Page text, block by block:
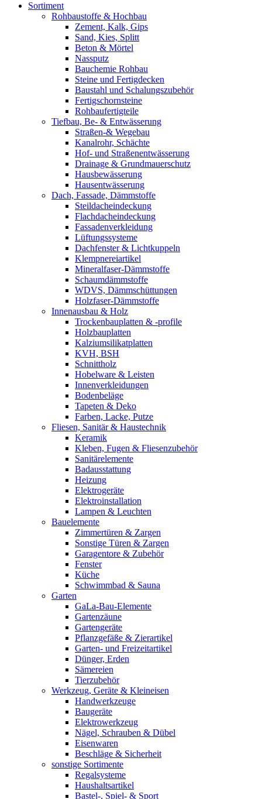
Sortiment
Rohbaustoffe & Hochbau
Zement, Kalk, Gips
Sand, Kies, Splitt
Beton & Mörtel
Nassputz
Bauchemie Rohbau
Steine und Fertigdecken
Baustahl und Schalungszubehör
Fertigschornsteine
Rohbaufertigteile
Tiefbau, Be- & Entwässerung
Straßen-& Wegebau
Kanalrohr, Schächte
Hof- und Straßenentwässerung
Drainage & Grundmauerschutz
Hausbewässerung
Hausentwässerung
Dach, Fassade, Dämmstoffe
Steildacheindeckung
Flachdacheindeckung
Fassadenverkleidung
Lüftungssysteme
Dachfenster & Lichtkuppeln
Klempnereiartikel
Mineralfaser-Dämmstoffe
Schaumdämmstoffe
WDVS, Dämmschüttungen
Holzfaser-Dämmstoffe
Innenausbau & Holz
Trockenbauplatten & -profile
Holzbauplatten
Kalziumsilikatplatten
KVH, BSH
Schnittholz
Hobelware & Leisten
Innenverkleidungen
Bodenbeläge
Tapeten & Deko
Farben, Lacke, Putze
Fliesen, Sanitär & Haustechnik
Keramik
Kleben, Fugen & Fliesenzubehör
Sanitärelemente
Badausstattung
Heizung
Elektrogeräte
Elektroinstallation
Lampen & Leuchten
Bauelemente
Zimmertüren & Zargen
Sonstige Türen & Zargen
Garagentore & Zubehör
Fenster
Küche
Schwimmbad & Sauna
Garten
GaLa-Bau-Elemente
Gartenzäune
Gartengeräte
Pflanzgefäße & Zierartikel
Garten- und Freizeitartikel
Dünger, Erden
Sämereien
Tierzubehör
Werkzeug, Geräte & Kleineisen
Handwerkzeuge
Baugeräte
Elektrowerkzeug
Nägel, Schrauben & Dübel
Eisenwaren
Beschläge & Sicherheit
sonstige Sortimente
Regalsysteme
Haushaltsartikel
Bastel-, Spiel- & Sport